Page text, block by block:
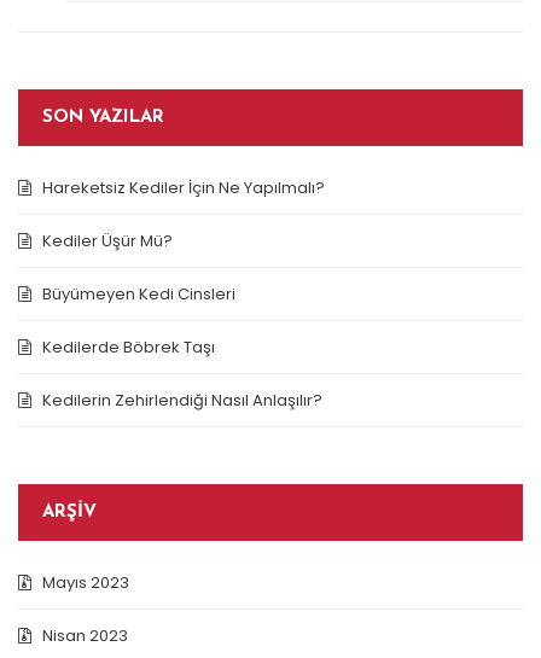
SON YAZILAR
Hareketsiz Kediler İçin Ne Yapılmalı?
Kediler Üşür Mü?
Büyümeyen Kedi Cinsleri
Kedilerde Böbrek Taşı
Kedilerin Zehirlendiği Nasıl Anlaşılır?
ARŞIV
Mayıs 2023
Nisan 2023